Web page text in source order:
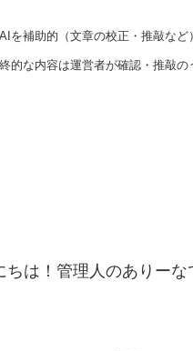
を補助的（文章の校正・推敲など
的な内容は運営者が確認・推敲の
は！管理人のありーな